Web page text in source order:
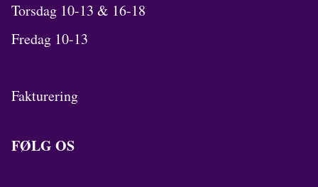
Torsdag 10-13 & 16-18
Fredag 10-13
Fakturering
FØLG OS